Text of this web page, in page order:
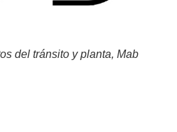
del tránsito y planta, Mab